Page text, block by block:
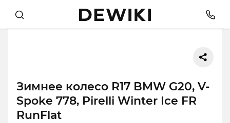
Зимнее колесо R17 BMW G20, V-
Spoke 778, Pirelli Winter Ice FR
RunFlat